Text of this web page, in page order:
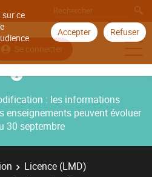
ce
Accepter Refuser
Se connecter
: les informations
enseignements peuvent évoluer
30 septembre
Licence (LMD)